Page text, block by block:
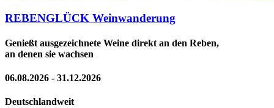
REBENGLÜCK Weinwanderung
Genießt ausgezeichnete Weine direkt an den Reben,
an denen sie wachsen
06.08.2026 - 31.12.2026
Deutschlandweit